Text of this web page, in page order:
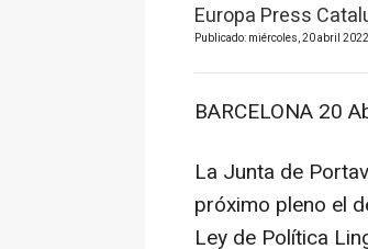
Europa Press
Publicado: miércoles, 20 abril
BARCELONA 20
La Junta de
próximo pleno el
Ley de Política